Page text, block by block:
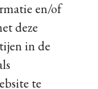
en/of
deze
in de
te
zijn recht in
zorgen